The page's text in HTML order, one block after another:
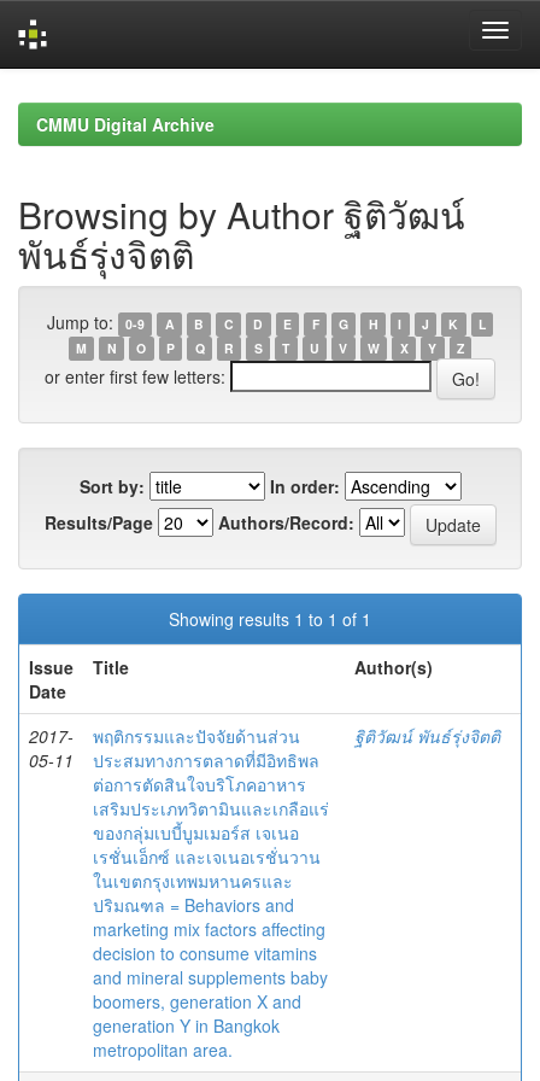
navigationCMMU Digital Archive
Browsing by Author ฐิติวัฒน์
พันธ์รุ่งจิตติ
Jump to: 0-9 A B C D E F G H I J K
L
M
N O P Q R S T U V W X Y Z
or enter first few letters:
Sort by:
In order:
Results/Page
Authors/Record:
Showing results 1 to 1 of 1
Issue
Date
Title Author(s)
2017-
05-11
พฤติกรรมและปัจจัยด้านส่วน
ประสมทางการตลาดที่มีอิทธิพล
ต่อการตัดสินใจบริโภคอาหาร
เสริมประเภทวิตามินและเกลือแร่
ของกลุ่มเบบี้บูมเมอร์ส เจเนอ
เรชั่นเอ็กซ์ และเจเนอเรชั่นวาน
ในเขตกรุงเทพมหานครและ
ปริมณฑล = Behaviors and
marketing mix factors affecting
decision to consume vitamins
and mineral supplements baby
boomers, generation X and
generation Y in Bangkok
metropolitan area.
ฐิติวัฒน์ พันธ์รุ่งจิตติ